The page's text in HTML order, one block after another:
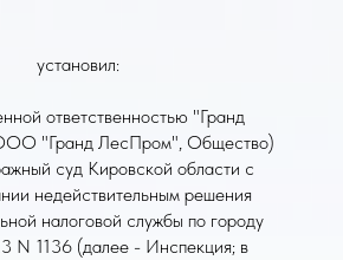
установил:
ответственностью "Гранд
"Гранд ЛесПром", Общество)
суд Кировской области с
недействительным решения
налоговой службы по городу
N 1136 (далее - Инспекция; в